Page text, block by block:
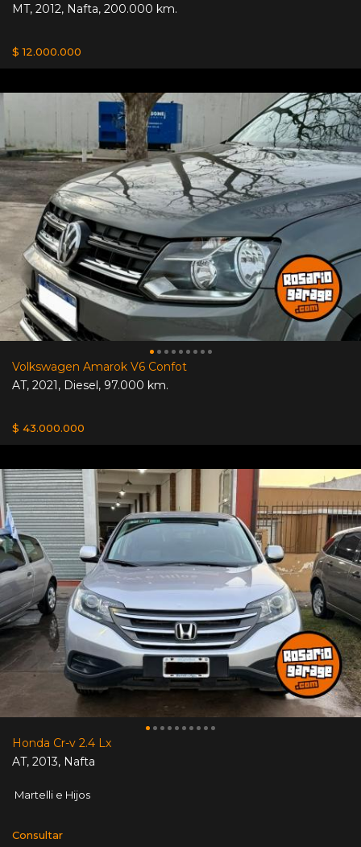
MT, 2012, Nafta, 200.000 km.
$ 12.000.000
Volkswagen Amarok V6 Confot
AT, 2021, Diesel, 97.000 km.
$ 43.000.000
Honda Cr-v 2.4 Lx
AT, 2013, Nafta
Martelli e Hijos
Consultar